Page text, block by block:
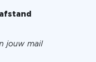
jouw mail